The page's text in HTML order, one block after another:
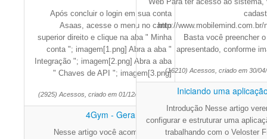
Após concluir o login em sua conta
Asaas, acesse o menu no canto
superior direito e clique na aba " Minha
conta "; imagem[1.png] Abra a aba "
Integração "; imagem[2.png] Abra a aba
" Chaves de API "; imagem[3.png]
(2925) Acessos, criado em 01/12/2025 16:02
4Gym - Gerar contrato
Nesse artigo você acompanhará o
http://www.mobilemind.com.br/
Basta você preencher
apresentado, conforme
(16210) Acessos, criado em 30/
Iniciando uma
Introdução Nesse artigo
configurar e estruturar uma
trabalhando com o Veloster